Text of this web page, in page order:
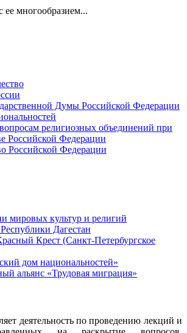
ее многообразием...
Думы Российской Федерации
религиозных объединений при
Российской Федерации
Российской Федерации
мировых культур и религий
Дагестан
Крест (Санкт-Петербургское
дом национальностей»
альянс «Трудовая миграция»
деятельность по проведению лекций и